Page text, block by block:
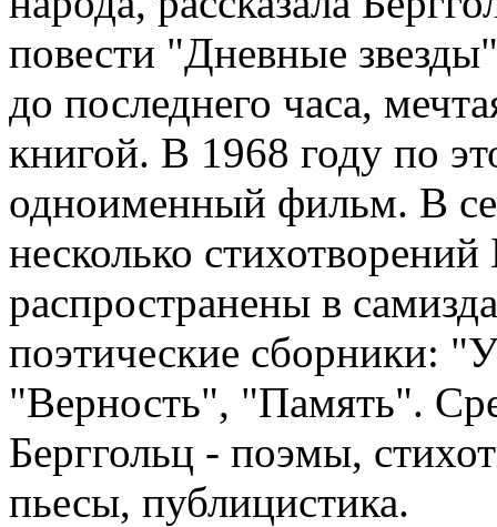
повести "Дневные
до последнего часа,
книгой. В 1968 году по
одноименный фильм. В
несколько
распространены в
поэтические сборники:
"Верность", "Память".
Берггольц - поэмы,
пьесы, публицистика.